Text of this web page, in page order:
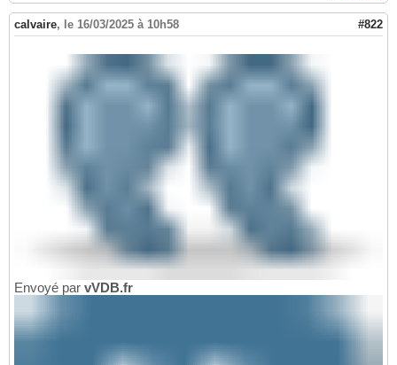
calvaire, le 16/03/2025 à 10h58 #822
Envoyé par vVDB.fr